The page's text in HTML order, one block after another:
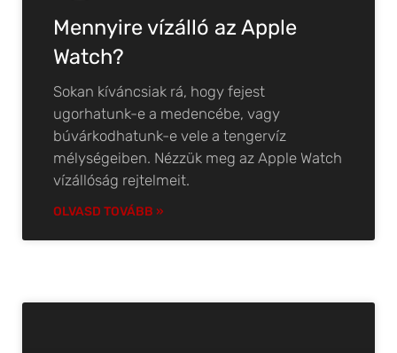
Mennyire vízálló az Apple
Watch?
Sokan kíváncsiak rá, hogy fejest
ugorhatunk-e a medencébe, vagy
búvárkodhatunk-e vele a tengervíz
mélységeiben. Nézzük meg az Apple Watch
vízállóság rejtelmeit.
OLVASD TOVÁBB »